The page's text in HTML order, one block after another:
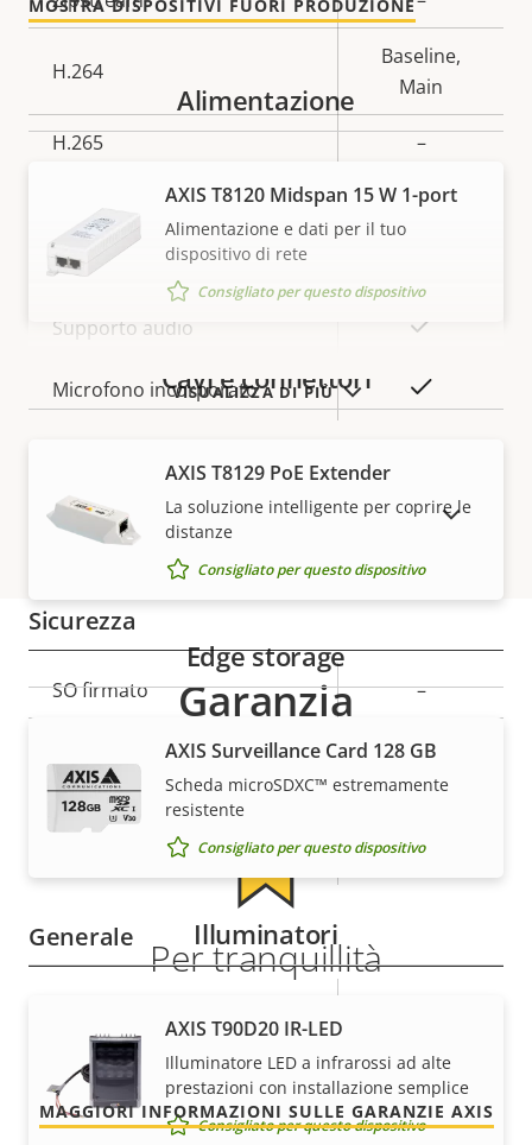
della
proprietà
della
H.264
Baseline,
Main
H.265 –
–
Audio
Descrizione
proprietà
proprietà
Supporto audio
Microfono incorporato
Descrizione
proprietà
Valore
della
proprietà
Classe PoE
Sicurezza
Descrizione
Valore
della
proprietà
SO firmato –
–
Secure keystore
Axis Edge Vault –
Generale
della
proprietà
della
proprietà
Zoom remoto Sì
IR incorporata –
MOSTRA DISPOSITIVI FUORI PRODUZIONE
VISUALIZZA DI PIÙ
Alimentazione
AXIS T8120 Midspan 15 W 1-port
Alimentazione e dati per il tuo
dispositivo di rete
Consigliato per questo dispositivo
Cavi e connettori
AXIS T8129 PoE Extender
La soluzione intelligente per coprire le
distanze
Consigliato per questo dispositivo
Edge storage
AXIS Surveillance Card 128 GB
Scheda microSDXC™ estremamente
resistente
Consigliato per questo dispositivo
Illuminatori
AXIS T90D20 IR-LED
Illuminatore LED a infrarossi ad alte
prestazioni con installazione semplice
Consigliato per questo dispositivo
MOSTRA DISPOSITIVI FUORI PRODUZIONE
Garanzia
Per tranquillità
La nostra garanzia di 3 anni offre funzionamento
senza problemi e contenimento dei costi.
MAGGIORI INFORMAZIONI SULLE GARANZIE AXIS